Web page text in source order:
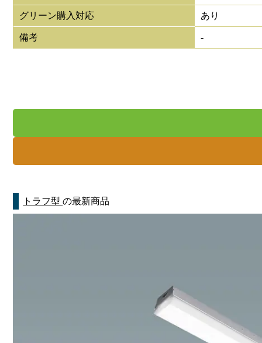
グリーン購入対応 あり
備考 -
トラフ型の最新商品